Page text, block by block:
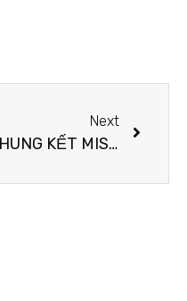
Next
CHUNG KẾT MISS UEF 2022: 20 THÍ SINH XUẤT SẮC SẼ CÙNG ĐUA TÀI